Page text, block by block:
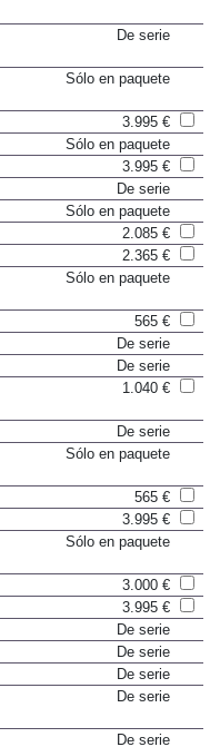
3.995 €
Sólo en paquete
3.995 €
De serie
Sólo en paquete
2.085 €
2.365 €
565 €
De serie
De serie
De serie
565 €
3.995 €
3.000 €
3.995 €
De serie
De serie
De serie